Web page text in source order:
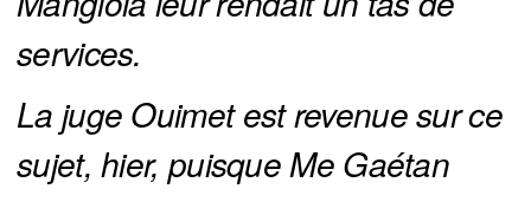
services.
La juge Ouimet est revenue sur ce
sujet, hier, puisque Me Gaétan